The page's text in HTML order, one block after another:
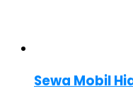
Sewa Mobil